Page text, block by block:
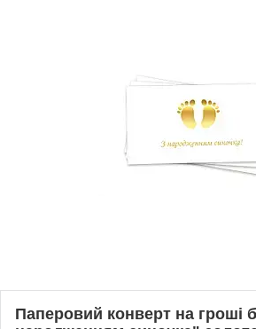
Паперовий конверт на гроші